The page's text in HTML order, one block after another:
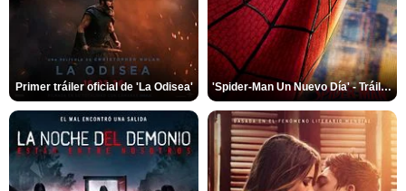
Primer tráiler oficial de 'La Odisea' 'Spider-Man Un Nuevo Día' - Tráiler oficial subtitulado